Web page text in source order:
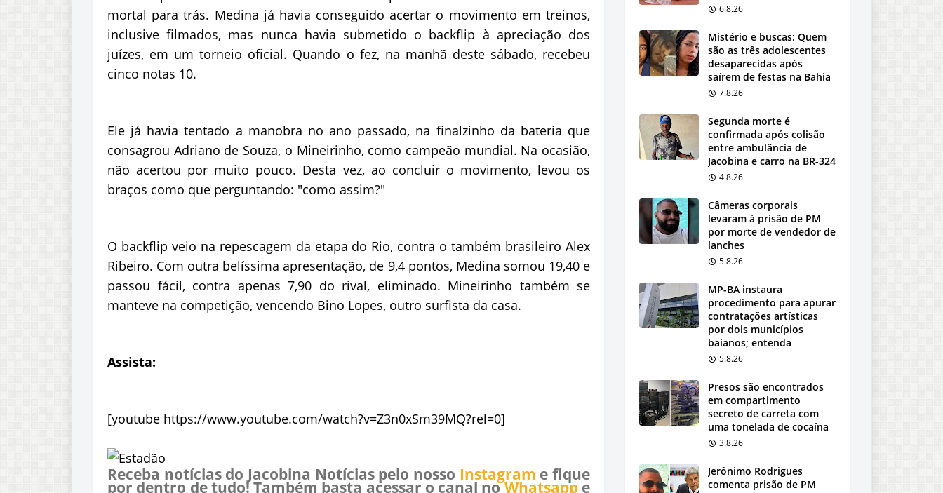
mortal para trás. Medina já havia conseguido acertar o movimento em treinos,
inclusive filmados, mas nunca havia submetido o backflip à apreciação dos
juízes, em um torneio oficial. Quando o fez, na manhã deste sábado, recebeu
cinco notas 10.
Ele já havia tentado a manobra no ano passado, na finalzinho da bateria que
consagrou Adriano de Souza, o Mineirinho, como campeão mundial. Na ocasião,
não acertou por muito pouco. Desta vez, ao concluir o movimento, levou os
braços como que perguntando: "como assim?"
O backflip veio na repescagem da etapa do Rio, contra o também brasileiro Alex
Ribeiro. Com outra belíssima apresentação, de 9,4 pontos, Medina somou 19,40 e
passou fácil, contra apenas 7,90 do rival, eliminado. Mineirinho também se
manteve na competição, vencendo Bino Lopes, outro surfista da casa.
Assista:
[youtube https://www.youtube.com/watch?v=Z3n0xSm39MQ?rel=0]
Receba notícias do Jacobina Notícias pelo nosso Instagram e fique
por dentro de tudo! Também basta acessar o canal noWhatsappe
6.8.26
Mistério e buscas: Quem
são as três adolescentes
desaparecidas após
saírem de festas na Bahia
7.8.26
Segunda morte é
confirmada após colisão
entre ambulância de
Jacobina e carro na BR-324
4.8.26
Câmeras corporais
levaram à prisão de PM
por morte de vendedor de
lanches
5.8.26
MP-BA instaura
procedimento para apurar
contratações artísticas
por dois municípios
baianos; entenda
5.8.26
Presos são encontrados
em compartimento
secreto de carreta com
uma tonelada de cocaína
3.8.26
Jerônimo Rodrigues
comenta prisão de PM